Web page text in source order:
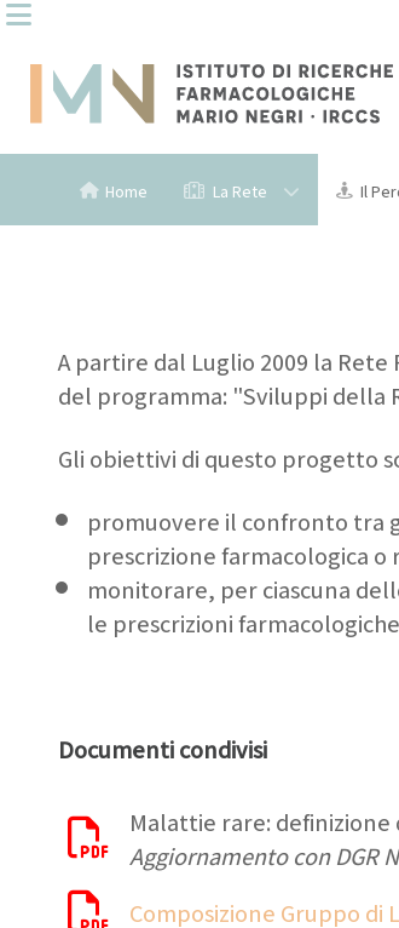
Home La Rete Il
A partire dal Luglio 2009 la
del programma: "Sviluppi della
Gli obiettivi di questo progetto
promuovere il confronto tra
prescrizione farmacologica
monitorare, per ciascuna
le prescrizioni
Documenti condivisi
Malattie rare:
Aggiornamento con DGR
Composizione Gruppo di